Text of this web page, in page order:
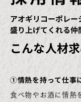
アオギリコーポレー
盛り上げてくれる
こんな人材
①情熱を持って仕事
食べ物やお酒に情熱